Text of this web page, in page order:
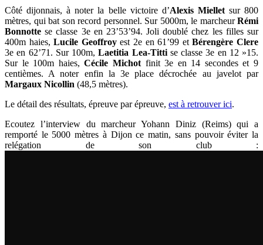
Côté dijonnais, à noter la belle victoire d’Alexis Mielletsur 800
mètres, qui bat son record personnel. Sur 5000m, le marcheurRémi
Bonnotte se classe 3e en 23’53’94. Joli doublé chez les filles sur
400m haies,Lucile Geoffroyest 2e en 61’99 etBérengère Clere
3e en 62’71. Sur 100m,Laetitia Lea-Tittise classe 3e en 12 »15.
Sur le 100m haies,Cécile Michotfinit 3e en 14 secondes et 9
centièmes. A noter enfin la 3e place décrochée au javelot par
Margaux Nicollin (48,5 mètres).
Le détail des résultats, épreuve par épreuve, est à retrouver ici.
Ecoutez l’interview du marcheur Yohann Diniz (Reims) qui a
remporté le 5000 mètres à Dijon ce matin, sans pouvoir éviter la
relégation de son club :